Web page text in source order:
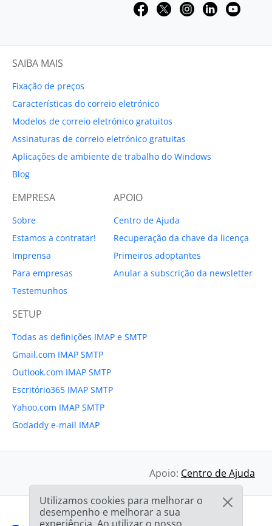
SAIBA MAIS
Fixação de preços
Características do correio eletrónico
Modelos de correio eletrónico gratuitos
Assinaturas de correio eletrónico gratuitas
Aplicações de ambiente de trabalho do Windows
Blog
EMPRESA
Sobre
Estamos a contratar!
Imprensa
Para empresas
Testemunhos
APOIO
Centro de Ajuda
Recuperação da chave da licença
Primeiros adoptantes
Anular a subscrição da newsletter
SETUP
Todas as definições IMAP e SMTP
Gmail.com IMAP SMTP
Outlook.com IMAP SMTP
Escritório365 IMAP SMTP
Yahoo.com IMAP SMTP
Godaddy e-mail IMAP
Apoio: Centro de Ajuda
Utilizamos cookies para melhorar o
desempenho e melhorar a sua